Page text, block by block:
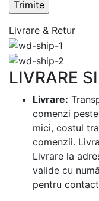
Livrare & Retur
LIVRARE
Livrare:
comenzi
mici, costul
comenzii.
Livrare la
valide cu
pentru